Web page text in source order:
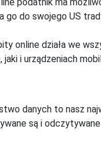
podatnik ma
go do swojego US
online działa we
jaki i urządzeniach
danych to nasz
są i